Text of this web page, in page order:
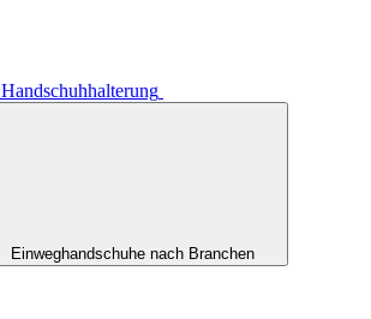
Handschuhhalterung
Einweghandschuhe nach Branchen